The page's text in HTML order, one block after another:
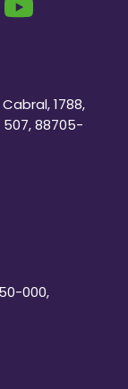
1788,
507, 88705-
000,